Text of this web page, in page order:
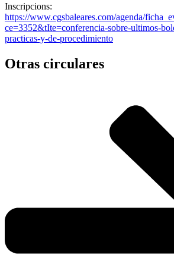
Inscripcions:
https://www.cgsbaleares.com/agenda/
ce=3352&tIte=conferencia-sobre-ultimos-
practicas-y-de-procedimiento
Otras circulares